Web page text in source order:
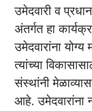
उमेदवारी व
अंतर्गत हा
उमेदवारांना योग्य
त्यांच्या
संस्थांनी
आहे. उमेदवारांना